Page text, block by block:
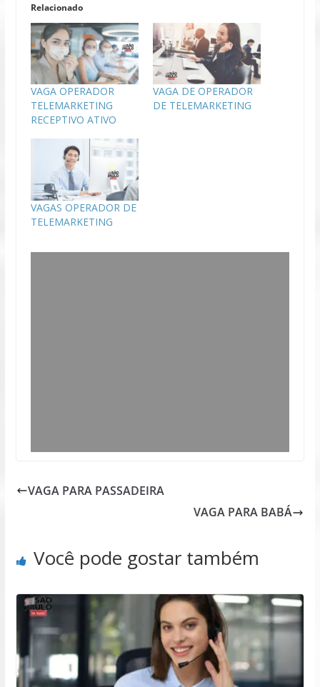
Relacionado
VAGA OPERADOR
TELEMARKETING
RECEPTIVO ATIVO
VAGA DE OPERADOR
DE TELEMARKETING
VAGAS OPERADOR DE
TELEMARKETING
VAGA PARA PASSADEIRA
VAGA PARA BABÁ
Você pode gostar também